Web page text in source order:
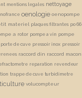
mentions legales nettoyage
oenologie oenopompe
materiel plaques filtrantes po 66
a rotor pompe a vin pompe
porte de cuve pressoir inox pressoir
raccord din raccord macon
reparation revendeur
trappe de cuve turbidimetre
volucompteur